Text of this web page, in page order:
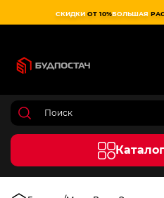
СКИДКИ ОТ 10%БОЛЬШАЯ